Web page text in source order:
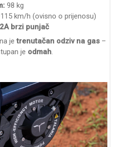
98 kg
km/h (ovisno o prijenosu)
brzi punjač
jetrenutačan odziv na gas –
je odmah.